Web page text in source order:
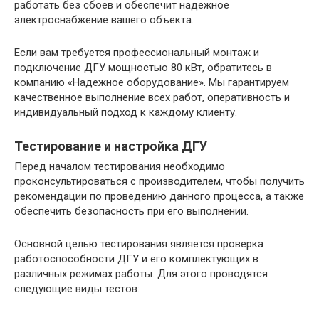
работать без сбоев и обеспечит надежное
электроснабжение вашего объекта.
Если вам требуется профессиональный монтаж и
подключение ДГУ мощностью 80 кВт, обратитесь в
компанию «Надежное оборудование». Мы гарантируем
качественное выполнение всех работ, оперативность и
индивидуальный подход к каждому клиенту.
Тестирование и настройка ДГУ
Перед началом тестирования необходимо
проконсультироваться с производителем, чтобы получить
рекомендации по проведению данного процесса, а также
обеспечить безопасность при его выполнении.
Основной целью тестирования является проверка
работоспособности ДГУ и его комплектующих в
различных режимах работы. Для этого проводятся
следующие виды тестов: